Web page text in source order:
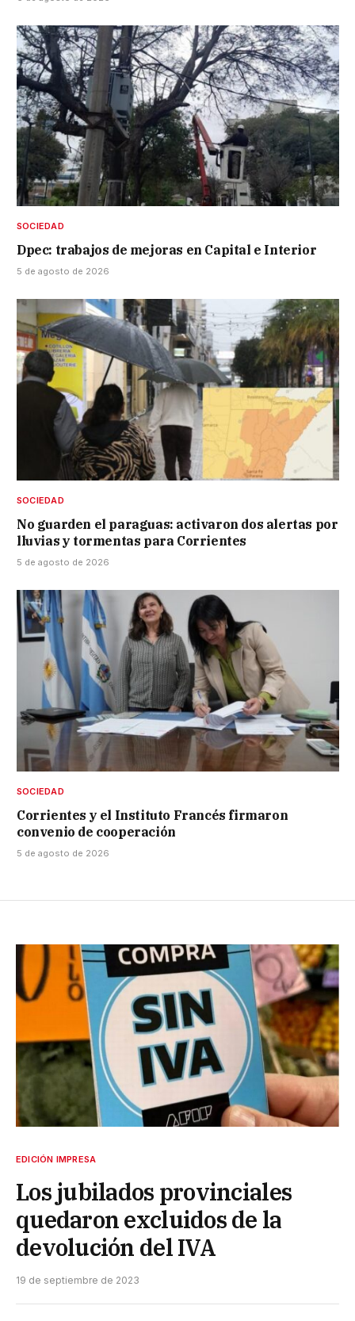
SOCIEDAD
Dpec: trabajos de mejoras en Capital e Interior
5 de agosto de 2026
SOCIEDAD
No guarden el paraguas: activaron dos alertas por
lluvias y tormentas para Corrientes
5 de agosto de 2026
SOCIEDAD
Corrientes y el Instituto Francés firmaron
convenio de cooperación
5 de agosto de 2026
EDICIÓN IMPRESA
Los jubilados provinciales
quedaron excluidos de la
devolución del IVA
19 de septiembre de 2023